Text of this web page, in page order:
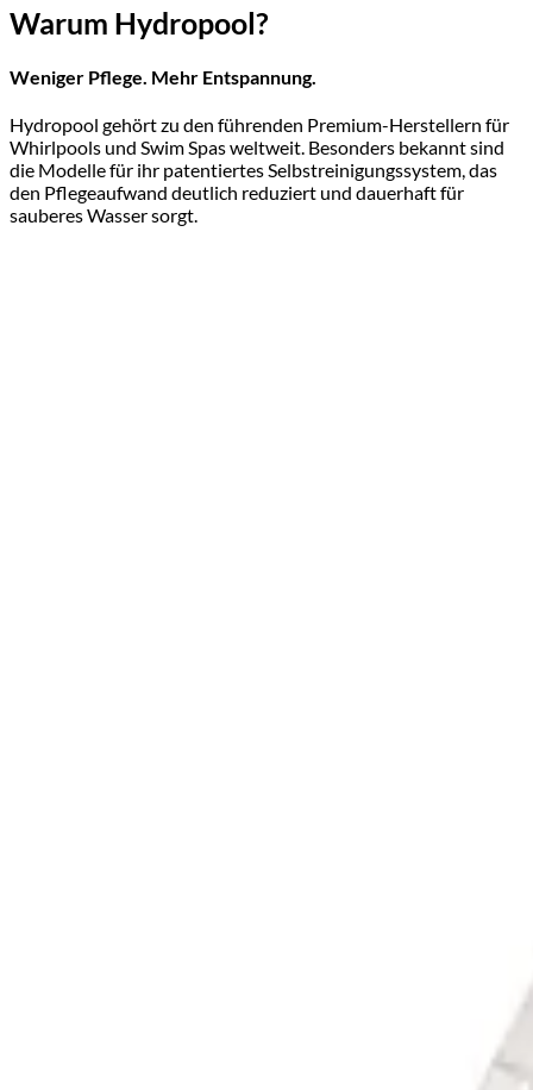
Warum Hydropool?
Weniger Pflege. Mehr Entspannung.
Hydropool gehört zu den führenden Premium-Herstellern für
Whirlpools und Swim Spas weltweit. Besonders bekannt sind
die Modelle für ihr patentiertes Selbstreinigungssystem, das
den Pflegeaufwand deutlich reduziert und dauerhaft für
sauberes Wasser sorgt.